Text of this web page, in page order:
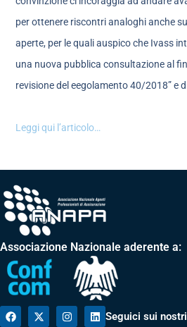
per ottenere riscontri analoghi anche
aperte, per le quali auspico che Ivass
una nuova pubblica consultazione al
revisione del eegolamento 40/2018” e
Leggi qui l’articolo…
Associazione Nazionale aderente a:
Seguici sui